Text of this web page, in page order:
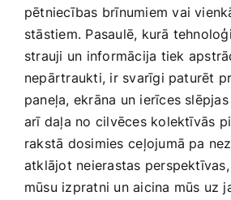
Rotaļlietas, bērnu preces
Smaržas, kosmētika
Sports, tūrisms un atpūta
TV un Sadzīves tehnika
pētniecības brīnumiem vai
stāstiem. Pasaulē, kurā
‍strauji un informācija⁣ tiek
‌nepārtraukti, ir svarīgi paturēt
paneļa, ekrāna un ierīces
arī ‌daļa no cilvēces‍ kolektīvās
rakstā ‍dosimies ⁣ceļojumā ‍pa
atklājot neierastas
mūsu izpratni un‍ aicina mūs uz